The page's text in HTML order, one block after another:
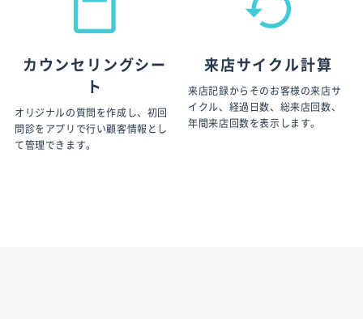
カウンセリングシー
ト
オリジナルの質問を作成し、初回
問診をアプリで行い顧客情報とし
て管理できます。
来店サイクル計算
来店記録からそのお客様の来店サ
イクル、経過日数、総来店回数、
年間来店回数を表示します。